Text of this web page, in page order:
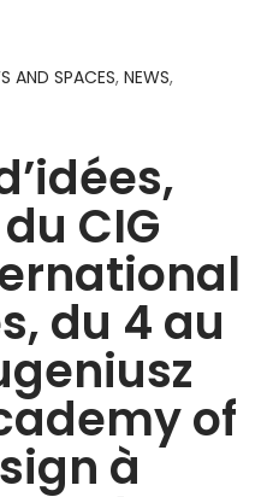
AND SPACES, NEWS,
CIG
du 4 au
of
à